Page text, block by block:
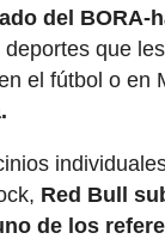
del BORA-
que
el fútbol o en
Red Bull
de los